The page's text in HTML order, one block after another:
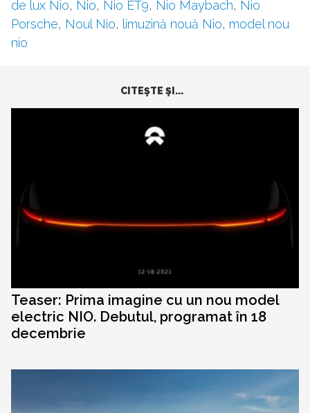
de lux Nio, Nio, Nio ET9, Nio Maybach, Nio
Porsche, Noul Nio, limuzină nouă Nio, model nou
nio
CITEŞTE ŞI...
Teaser: Prima imagine cu un nou model
electric NIO. Debutul, programat în 18
decembrie